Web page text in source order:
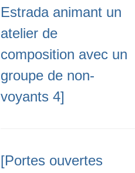
Estrada animant un
atelier de
composition avec un
groupe de non-
voyants 4]
[Portes ouvertes